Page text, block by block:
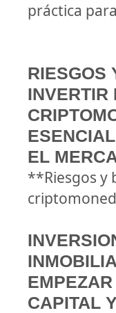
práctica
RIESGOS
INVERTIR
EL
**Riesgos y
CAPITAL